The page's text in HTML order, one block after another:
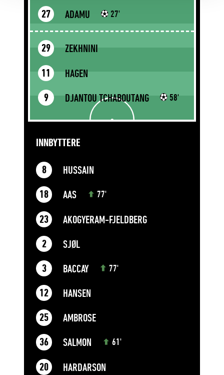
27 ADAMU 27'
29 ZEKHNINI
11 HAGEN
9 DJANTOU TCHABOUTANG 58'
INNBYTTERE
8 HUSSAIN
18 AAS 77'
23 AKOGYERAM-FJELDBERG
2 SJØL
3 BACCAY 77'
12 HANSEN
25 AMBROSE
36 SALMON 61'
20 HARDARSON